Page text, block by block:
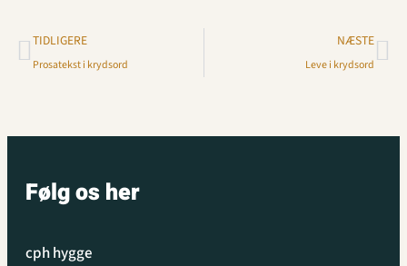
TIDLIGERE
Prosatekst i krydsord
NÆSTE
Leve i krydsord
Følg os her
cph hygge